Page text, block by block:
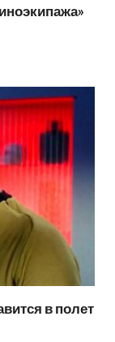
в полет